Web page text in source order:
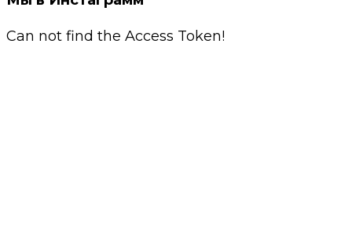
Can not find the Access Token!